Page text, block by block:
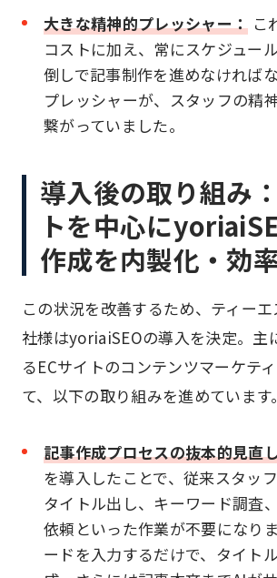
大きな精神的プレッシャー： こ
コストに加え、常にスケジュー
倒しで記事制作を進めなければ
プレッシャーが、スタッフの精
繋がっていました。
導入後の取り組み
トを中心に
作成を内製化・効
この状況を改善するため、ティー
社様はyoriaiSEOの導入を決定。主
るECサイトのコンテンツマーケテ
て、以下の取り組みを進めています。
記事作成プロセスの抜本的見直
を導入したことで、従来スタッ
タイトル出し、キーワード調査
依頼といった作業が不要になり
ードを入力するだけで、タイト